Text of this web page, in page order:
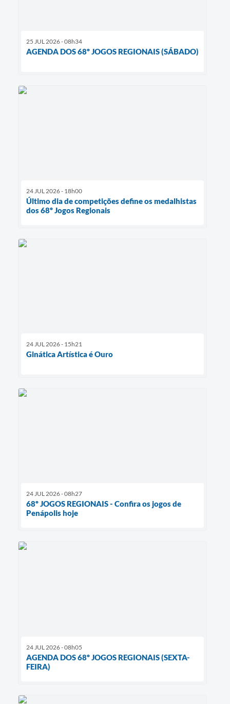
25 JUL 2026 - 08h34
AGENDA DOS 68º JOGOS REGIONAIS (SÁBADO)
24 JUL 2026 - 18h00
Último dia de competições define os medalhistas
dos 68º Jogos Regionais
24 JUL 2026 - 15h21
Ginática Artística é Ouro
24 JUL 2026 - 08h27
68º JOGOS REGIONAIS - Confira os jogos de
Penápolis hoje
24 JUL 2026 - 08h05
AGENDA DOS 68º JOGOS REGIONAIS (SEXTA-
FEIRA)